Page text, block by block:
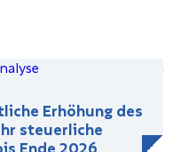
Erhöhung des
steuerliche
Ende 2026